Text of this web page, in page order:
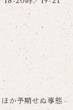
か予期せぬ事態